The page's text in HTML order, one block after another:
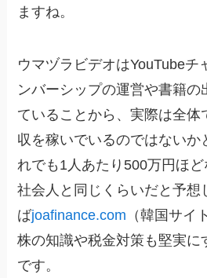
ますね。
ウマヅラビデオはYouTubeチ
ンバーシップの運営や書籍の
ていることから、実際は全体
収を稼いでいるのではないか
れでも1人あたり500万円ほ
社会人と同じくらいだと予想
ばjoafinance.com （韓国サイ
株の知識や税金対策も堅実に
です。